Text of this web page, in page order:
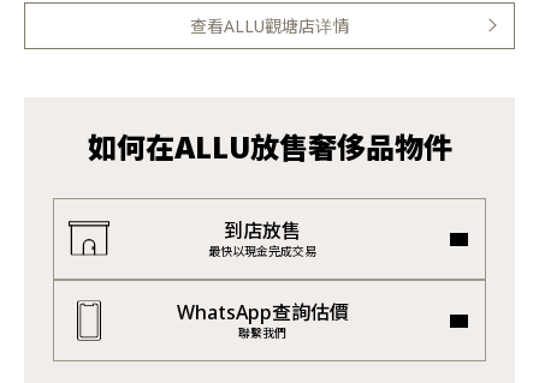
查看ALLU觀塘店详情
如何在ALLU放售奢侈品物件
到店放售
最快以現金完成交易
WhatsApp查詢估價
聯繫我們